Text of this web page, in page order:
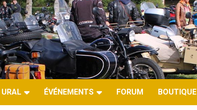
URAL ÉVÉNEMENTS FORUM BOUTIQUE